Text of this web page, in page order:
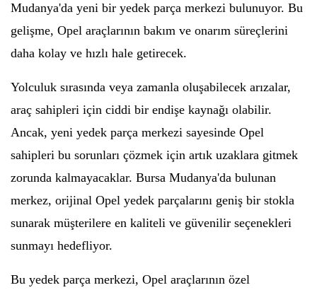
Mudanya'da yeni bir yedek parça merkezi bulunuyor. Bu
gelişme, Opel araçlarının bakım ve onarım süreçlerini
daha kolay ve hızlı hale getirecek.
Yolculuk sırasında veya zamanla oluşabilecek arızalar,
araç sahipleri için ciddi bir endişe kaynağı olabilir.
Ancak, yeni yedek parça merkezi sayesinde Opel
sahipleri bu sorunları çözmek için artık uzaklara gitmek
zorunda kalmayacaklar. Bursa Mudanya'da bulunan
merkez, orijinal Opel yedek parçalarını geniş bir stokla
sunarak müşterilere en kaliteli ve güvenilir seçenekleri
sunmayı hedefliyor.
Bu yedek parça merkezi, Opel araçlarının özel